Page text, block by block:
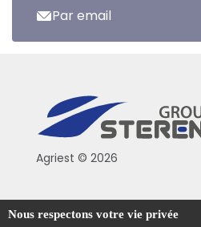
Par email
Agriest © 2026
Conditions générales de vente
Nous respectons votre vie privée